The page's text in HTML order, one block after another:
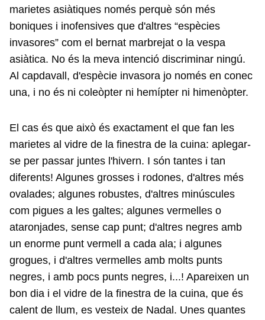
marietes asiàtiques només perquè són més
boniques i inofensives que d'altres “espècies
invasores” com el bernat marbrejat o la vespa
asiàtica. No és la meva intenció discriminar ningú.
Al capdavall, d'espècie invasora jo només en conec
una, i no és ni coleòpter ni hemípter ni himenòpter.
El cas és que això és exactament el que fan les
marietes al vidre de la finestra de la cuina: aplegar-
se per passar juntes l'hivern. I són tantes i tan
diferents! Algunes grosses i rodones, d'altres més
ovalades; algunes robustes, d'altres minúscules
com pigues a les galtes; algunes vermelles o
ataronjades, sense cap punt; d'altres negres amb
un enorme punt vermell a cada ala; i algunes
grogues, i d'altres vermelles amb molts punts
negres, i amb pocs punts negres, i...! Apareixen un
bon dia i el vidre de la finestra de la cuina, que és
calent de llum, es vesteix de Nadal. Unes quantes